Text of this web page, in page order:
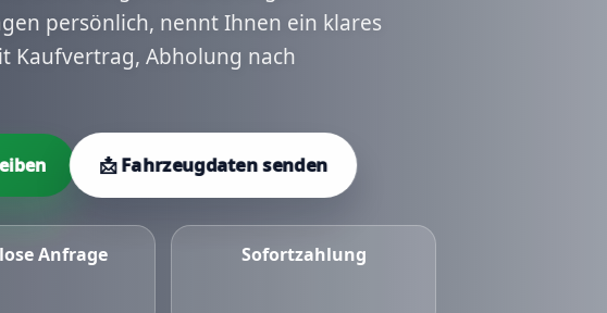
persönlich, nennt Ihnen ein klares
Kaufvertrag, Abholung nach
📩 Fahrzeugdaten senden
Anfrage Sofortzahlung